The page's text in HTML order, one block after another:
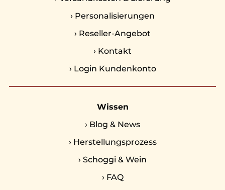
› Personalisierungen
› Reseller-Angebot
› Kontakt
› Login Kundenkonto
Wissen
› Blog & News
› Herstellungsprozess
› Schoggi & Wein
› FAQ